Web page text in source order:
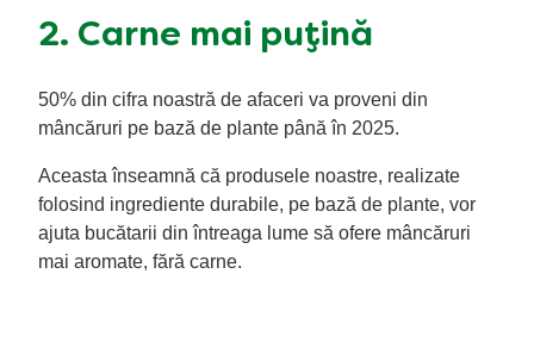
2. Carne mai puțină
50% din cifra noastră de afaceri va proveni din
mâncăruri pe bază de plante până în 2025.
Aceasta înseamnă că produsele noastre, realizate
folosind ingrediente durabile, pe bază de plante, vor
ajuta bucătarii din întreaga lume să ofere mâncăruri
mai aromate, fără carne.